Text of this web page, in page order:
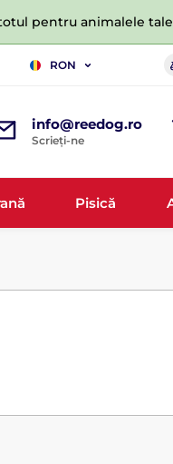
pentru animalele
RON
info@reedog.ro
Scrieți-ne
Pisică